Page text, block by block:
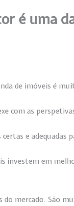
é uma
de imóveis é
com as
e adequadas
investem em
mercado. São